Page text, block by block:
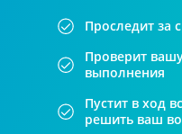
Проследит за
Проверит
выполнения
Пустит в ход
решить ваш